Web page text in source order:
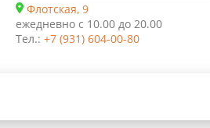
Флотская, 9
ежедневно с 10.00 до 20.00
Тел.: +7 (931) 604-00-80